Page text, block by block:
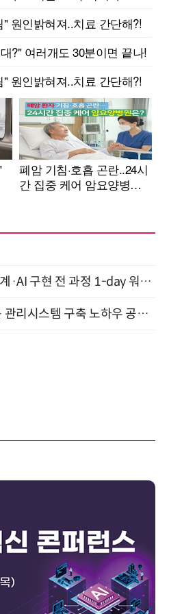
UX 기획·DESIGN.md 설계·AI 구현 전 과정 1-day 워크숍 with Claude Code·Codex 9월 15일 개최
"AI 핀옵스 시스템과 토큰 관리시스템 구축 노하우 공개" 잠실 한국광고문화회관 2층 대회의실 (8/21)